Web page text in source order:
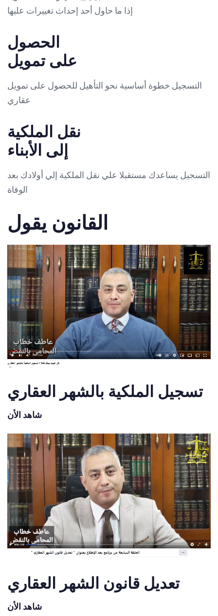
إذا ما حاول أحد إحداث تغييرات عليها
الحصول
على تمويل
التسجيل خطوة أساسية نحو التأهيل للحصول على تمويل
عقاري
نقل الملكية
إلى الأبناء
التسجيل يساعدك مستقبلا علي نقل الملكية إلي أولادك بعد
الوفاة
القانون يقول
تسجيل الملكية بالشهر العقاري
شاهد الأن
تعديل قانون الشهر العقاري
شاهد الأن